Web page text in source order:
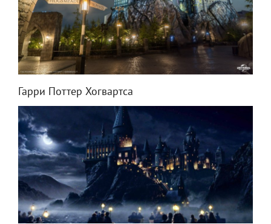
Гарри Поттер Хогвартса